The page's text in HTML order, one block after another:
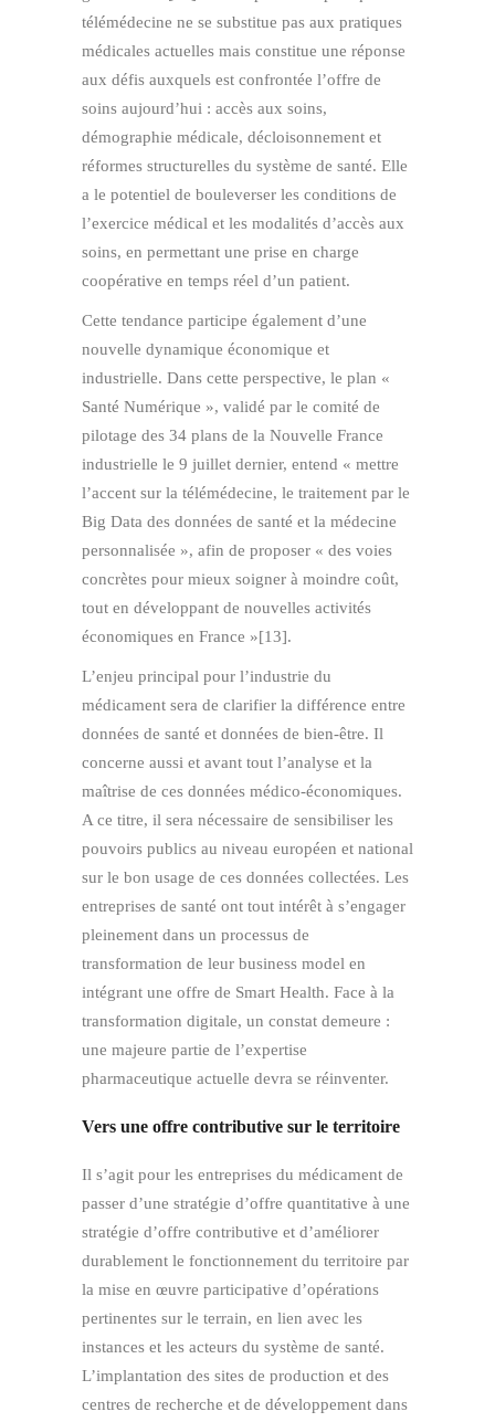
télémédecine ne se substitue pas aux pratiques
médicales actuelles mais constitue une réponse
aux défis auxquels est confrontée l’offre de
soins aujourd’hui : accès aux soins,
démographie médicale, décloisonnement et
réformes structurelles du système de santé. Elle
a le potentiel de bouleverser les conditions de
l’exercice médical et les modalités d’accès aux
soins, en permettant une prise en charge
coopérative en temps réel d’un patient.
Cette tendance participe également d’une
nouvelle dynamique économique et
industrielle. Dans cette perspective, le plan «
Santé Numérique », validé par le comité de
pilotage des 34 plans de la Nouvelle France
industrielle le 9 juillet dernier, entend « mettre
l’accent sur la télémédecine, le traitement par le
Big Data des données de santé et la médecine
personnalisée », afin de proposer « des voies
concrètes pour mieux soigner à moindre coût,
tout en développant de nouvelles activités
économiques en France »[13].
L’enjeu principal pour l’industrie du
médicament sera de clarifier la différence entre
données de santé et données de bien-être. Il
concerne aussi et avant tout l’analyse et la
maîtrise de ces données médico-économiques.
A ce titre, il sera nécessaire de sensibiliser les
pouvoirs publics au niveau européen et national
sur le bon usage de ces données collectées. Les
entreprises de santé ont tout intérêt à s’engager
pleinement dans un processus de
transformation de leur business model en
intégrant une offre de Smart Health. Face à la
transformation digitale, un constat demeure :
une majeure partie de l’expertise
pharmaceutique actuelle devra se réinventer.
Vers une offre contributive sur le territoire
Il s’agit pour les entreprises du médicament de
passer d’une stratégie d’offre quantitative à une
stratégie d’offre contributive et d’améliorer
durablement le fonctionnement du territoire par
la mise en œuvre participative d’opérations
pertinentes sur le terrain, en lien avec les
instances et les acteurs du système de santé.
L’implantation des sites de production et des
centres de recherche et de développement dans